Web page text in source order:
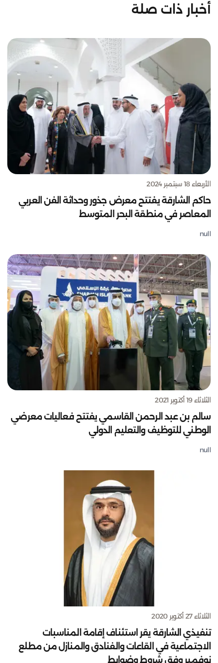
أخبار ذات صلة
الأربعاء 18 سبتمبر 2024
حاكم الشارقة يفتتح معرض جذور وحداثة الفن العربي
المعاصر في منطقة البحر المتوسط
null
الثلاثاء 19 أكتوبر 2021
سالم بن عبد الرحمن القاسمي يفتتح فعاليات معرضي
الوطني للتوظيف والتعليم الدولي
null
الثلاثاء 27 أكتوبر 2020
تنفيذي الشارقة يقر استئناف إقامة المناسبات
الاجتماعية في القاعات والفنادق والمنازل من مطلع
نوفمبر وفق شروط وضوابط